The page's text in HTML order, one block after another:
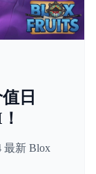
日
最新 Blox